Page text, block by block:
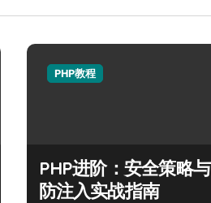
PHP教程
PHP进阶：安全策略与
防注入实战指南